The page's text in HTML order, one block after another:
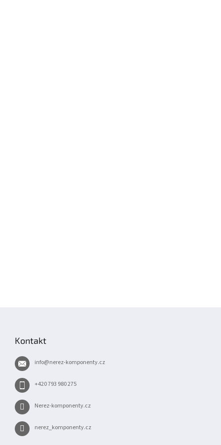
Kontakt
info@nerez-komponenty.cz
+420 793 980 275
Nerez-komponenty.cz
nerez_komponenty.cz